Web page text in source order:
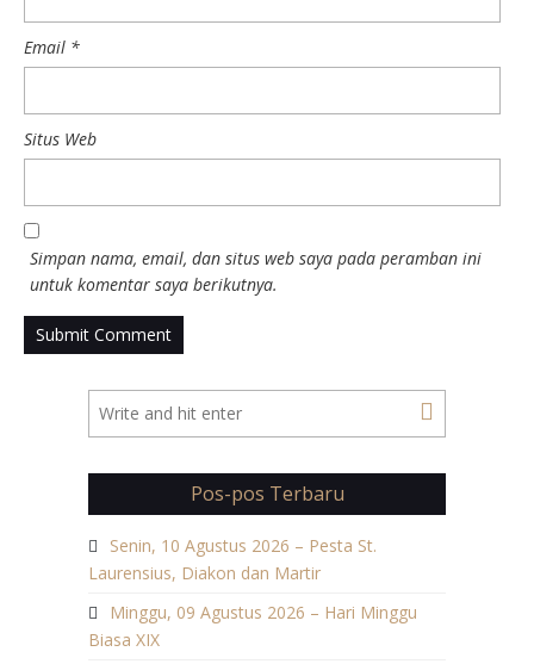
Email *
Situs Web
Simpan nama, email, dan situs web saya pada peramban ini
untuk komentar saya berikutnya.
Pos-pos Terbaru
Senin, 10 Agustus 2026 – Pesta St.
Laurensius, Diakon dan Martir
Minggu, 09 Agustus 2026 – Hari Minggu
Biasa XIX